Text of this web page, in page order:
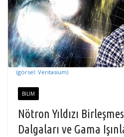
(görsel: Veritasium)
BILIM
Nötron Yıldızı
Dalgaları ve Gama